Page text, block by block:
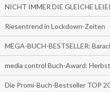
NICHT IMMER DIE GLEICHE
Riesentrend in Lockdown-Zeiten
MEGA-BUCH-BESTSELLER:
media control Buch-Award:
Die Promi-Buch-Bestseller TOP